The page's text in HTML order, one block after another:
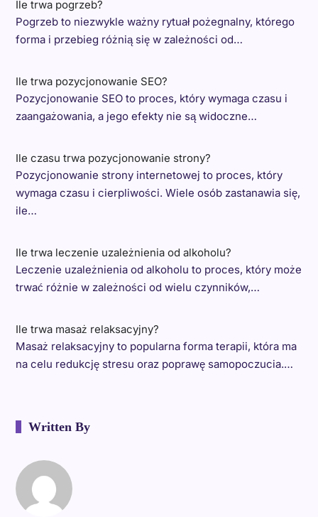
Ile trwa pogrzeb?
Pogrzeb to niezwykle ważny rytuał pożegnalny, którego
forma i przebieg różnią się w zależności od…
Ile trwa pozycjonowanie SEO?
Pozycjonowanie SEO to proces, który wymaga czasu i
zaangażowania, a jego efekty nie są widoczne…
Ile czasu trwa pozycjonowanie strony?
Pozycjonowanie strony internetowej to proces, który
wymaga czasu i cierpliwości. Wiele osób zastanawia się,
ile…
Ile trwa leczenie uzależnienia od alkoholu?
Leczenie uzależnienia od alkoholu to proces, który może
trwać różnie w zależności od wielu czynników,…
Ile trwa masaż relaksacyjny?
Masaż relaksacyjny to popularna forma terapii, która ma
na celu redukcję stresu oraz poprawę samopoczucia.…
Written By